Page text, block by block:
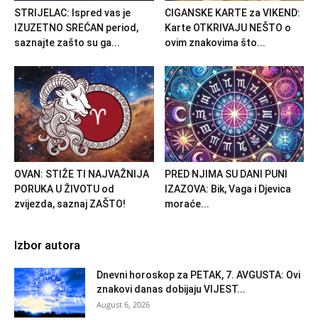
STRIJELAC: Ispred vas je
IZUZETNO SREĆAN period,
saznajte zašto su ga...
CIGANSKE KARTE za VIKEND:
Karte OTKRIVAJU NEŠTO o
ovim znakovima što...
OVAN: STIŽE TI NAJVAŽNIJA
PORUKA U ŽIVOTU od
zvijezda, saznaj ZAŠTO!
PRED NJIMA SU DANI PUNI
IZAZOVA: Bik, Vaga i Djevica
moraće...
Izbor autora
Dnevni horoskop za PETAK, 7. AVGUSTA: Ovi
znakovi danas dobijaju VIJEST...
August 6, 2026